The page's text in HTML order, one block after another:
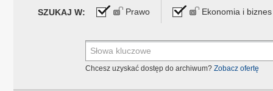
SZUKAJ W: Prawo Ekonomia i biznes
Chcesz uzyskać dostęp do archiwum? Zobacz ofertę